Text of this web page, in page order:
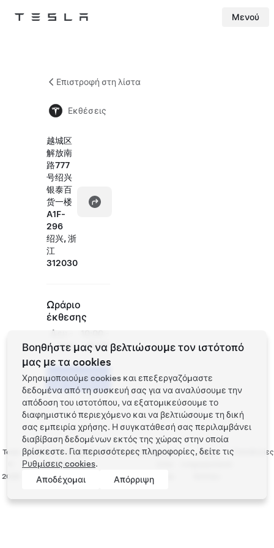
Tesla Μενού
Επιστροφή στη λίστα
Εκθέσεις
越城区
解放南
路777
号绍兴
银泰百
货一楼
A1F-
296
绍兴, 浙
江
312030
Ωράριο
έκθεσης
Δευ -
Κυρ
10:00 -
22:00
Προγραμματίστε
ένα Test Drive
Tesla
2026
Προστασία απορρήτου
και Νομικές
υποχρεώσεις
ΕπικοινωνίαΕργασία
Λήψη
Τοποθεσίες
Βοηθήστε μας να βελτιώσουμε τον ιστότοπό
μας με τα cookies
Χρησιμοποιούμε cookies και επεξεργαζόμαστε
δεδομένα από τη συσκευή σας για να αναλύσουμε την
απόδοση του ιστοτόπου, να εξατομικεύσουμε το
διαφημιστικό περιεχόμενο και να βελτιώσουμε τη δική
σας εμπειρία χρήσης. Η συγκατάθεσή σας περιλαμβάνει
διαβίβαση δεδομένων εκτός της χώρας στην οποία
βρίσκεστε. Για περισσότερες πληροφορίες, δείτε τις
Ρυθμίσεις cookies.
Αποδέχομαι
Απόρριψη